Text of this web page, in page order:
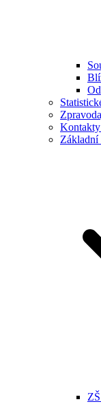
Kontakty
Základní